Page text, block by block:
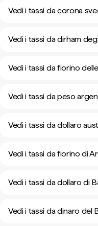
Vedi i tassi da corona
Vedi i tassi da dirham
Vedi i tassi da fiorino
Vedi i tassi da peso
Vedi i tassi da dollaro
Vedi i tassi da fiorino di
Vedi i tassi da dollaro di
Vedi i tassi da dinaro del